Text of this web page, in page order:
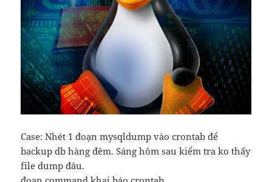
Case: Nhét 1 đoạn mysqldump vào crontab để
backup db hàng đêm. Sáng hôm sau kiểm tra ko thấy
file dump đâu.